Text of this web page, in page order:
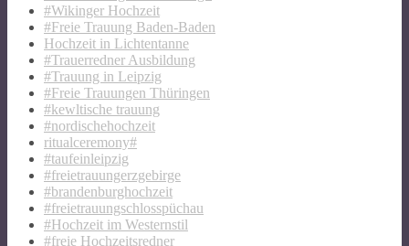
#Wikinger Hochzeit
#Freie Trauung Baden-Baden
Hochzeit in Lichtentanne
#Trauerredner Ausbildung
#Trauung in Leipzig
#Freie Trauungen Thüringen
#kewltische trauung
#nordischehochzeit
ritualceremony#
#taufeinleipzig
#freietrauungerzgebirge
#brandenburghochzeit
#freietrauungschlosspüchau
#Hochzeit im Westernstil
#freie Hochzeitsredner